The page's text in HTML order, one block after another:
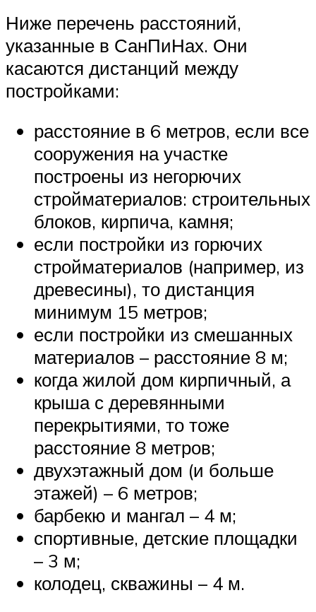
Ниже перечень расстояний,
указанные в СанПиНах. Они
касаются дистанций между
постройками:
расстояние в 6 метров, если все
сооружения на участке
построены из негорючих
стройматериалов: строительных
блоков, кирпича, камня;
если постройки из горючих
стройматериалов (например, из
древесины), то дистанция
минимум 15 метров;
если постройки из смешанных
материалов – расстояние 8 м;
когда жилой дом кирпичный, а
крыша с деревянными
перекрытиями, то тоже
расстояние 8 метров;
двухэтажный дом (и больше
этажей) – 6 метров;
барбекю и мангал – 4 м;
спортивные, детские площадки
– 3 м;
колодец, скважины – 4 м.